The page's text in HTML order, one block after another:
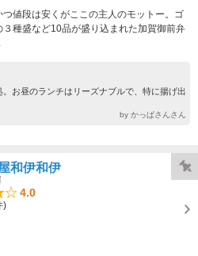
値段は安くがここの主人のモットー。ゴ
種盛など10品が盛り込まれた加賀御前弁
お昼のランチはリーズナブルで、特に揚げ出
by かっぱさんさん
和伊和伊
4.0
)